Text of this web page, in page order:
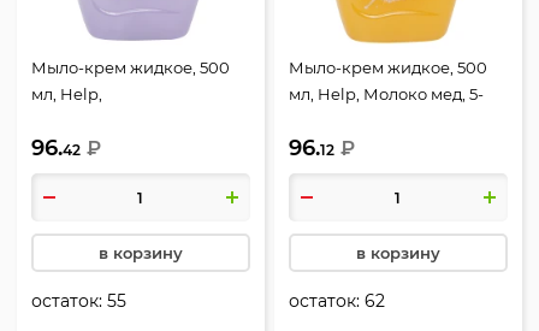
Мыло-крем жидкое, 500
мл, Help,
0314
96.42 ₽
в корзину
остаток:55
Мыло-крем жидкое, 500
мл, Help, Молоко мед, 5-
96.12 ₽
в корзину
остаток:62